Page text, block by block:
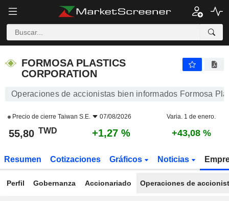
FORMOSA PLASTICS
CORPORATION
Operaciones de accionistas bien informados Formosa
Precio de cierre Taiwan S.E. 07/08/2026 Varia. 1 de enero.
55,80 TWD +1,27 % +43,08 %
Resumen Cotizaciones Gráficos Noticias
Perfil Gobernanza Accionariado Operaciones de